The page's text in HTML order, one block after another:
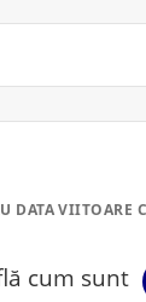
DATA VIITOARE
cum sunt